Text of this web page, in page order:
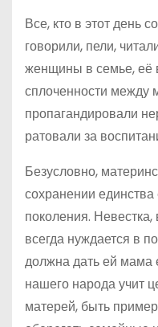
Все, кто в этот день
говорили, пели,
женщины в семье, её
сплоченности между
пропагандировали
ратовали за
Безусловно,
сохранении
поколения.
всегда нуждается в
должна дать ей мама
нашего народа учит
матерей, быть